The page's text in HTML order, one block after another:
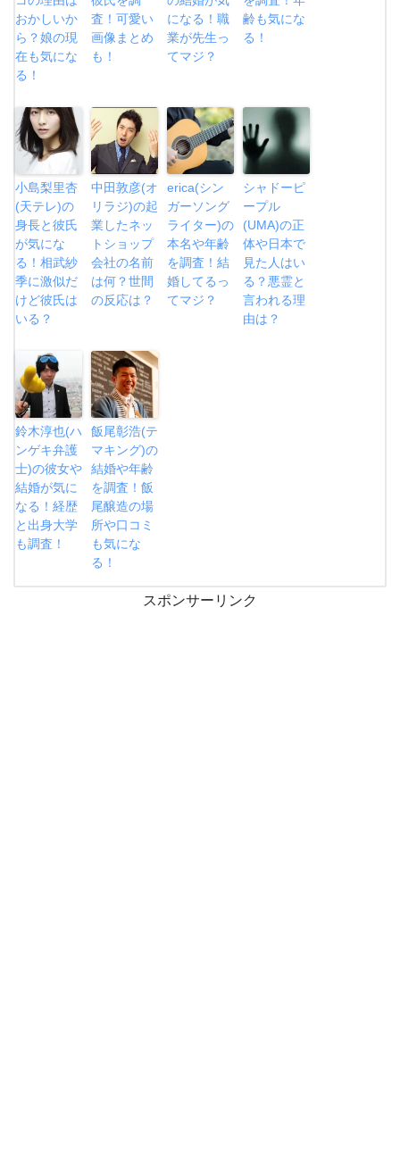
おかしいか
ら？娘の現
在も気にな
る！
査！可愛い
画像まとめ
も！
になる！職
業が先生っ
てマジ？
齢も気にな
る！
小島梨里杏
(天テレ)の
身長と彼氏
が気にな
る！相武紗
季に激似だ
けど彼氏は
いる？
中田敦彦(オ
リラジ)の起
業したネッ
トショップ
会社の名前
は何？世間
の反応は？
erica(シン
ガーソング
ライター)の
本名や年齢
を調査！結
婚してるっ
てマジ？
シャドーピ
ープル
(UMA)の正
体や日本で
見た人はい
る？悪霊と
言われる理
由は？
鈴木淳也(ハ
ンゲキ弁護
士)の彼女や
結婚が気に
なる！経歴
と出身大学
も調査！
飯尾彰浩(テ
マキング)の
結婚や年齢
を調査！飯
尾醸造の場
所や口コミ
も気にな
る！
スポンサーリンク